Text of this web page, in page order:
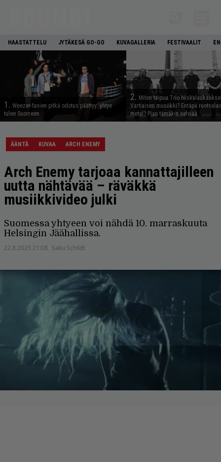
HAASTATTELU JYTÄKESÄ GO-GO KUVAGALLERIA FESTIVAALIT
1. Weezer-fanien pitkä odotus päättyy: yhtye
tulee Suomeen
2. Miten taipuu Trio
Vartiaisen musiikki? Entäpä
metal? Pian tämäkin selviää
ÄÄNTÄ KUVAA ARCH ENEMY
Arch Enemy tarjoaa kannattajilleen
uutta nähtävää – räväkkä
musiikkivideo julki
Suomessa yhtyeen voi nähdä 10. marraskuuta
Helsingin Jäähallissa.
22.8.2025 21:08 Saku Schildt